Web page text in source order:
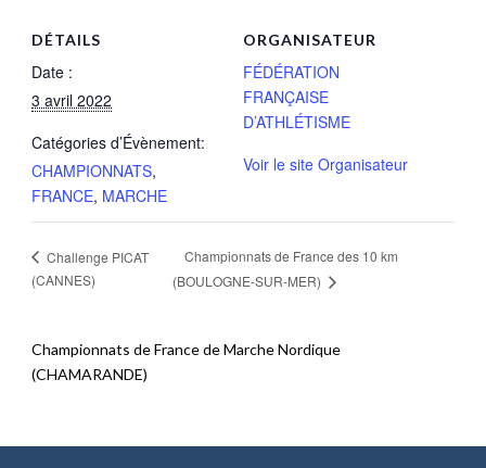
DÉTAILS
Date :
3 avril 2022
Catégories d’Évènement:
CHAMPIONNATS,
FRANCE, MARCHE
ORGANISATEUR
FÉDÉRATION
FRANÇAISE
D’ATHLÉTISME
Voir le site Organisateur
Challenge PICAT
(CANNES)
Championnats de France des 10 km
(BOULOGNE-SUR-MER)
Championnats de France de Marche Nordique
(CHAMARANDE)